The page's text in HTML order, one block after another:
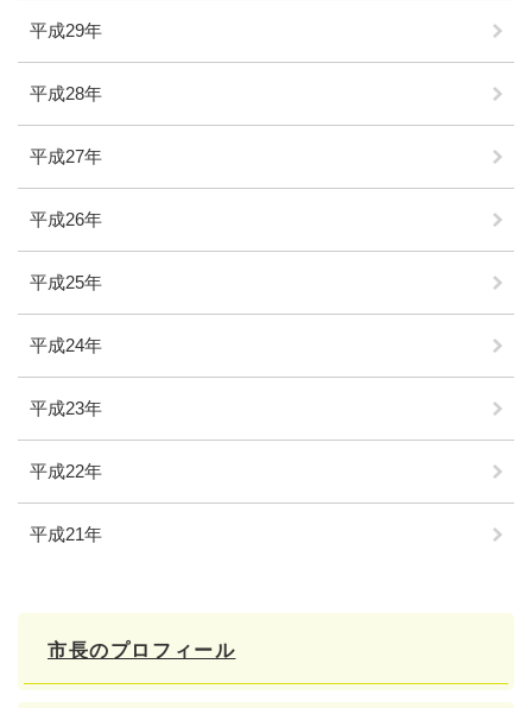
平成29年
平成28年
平成27年
平成26年
平成25年
平成24年
平成23年
平成22年
平成21年
市長のプロフィール